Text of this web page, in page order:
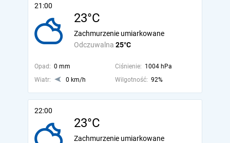
21:00
23°C
Odczuwalna 25°C
Zachmurzenie umiarkowane
Opad: 0 mm Ciśnienie: 1004 hPa
Wiatr:
0 km/h Wilgotność: 92%
22:00
23°C
Zachmurzenie umiarkowane